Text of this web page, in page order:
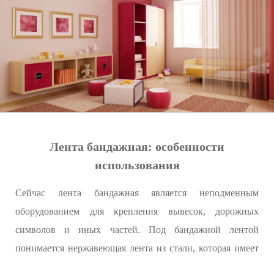
Лента бандажная: особенности
использования
Сейчас лента бандажная является неподменным
оборудованием для крепления вывесок, дорожных
символов и иных частей. Под бандажной лентой
понимается нержавеющая лента из стали, которая имеет